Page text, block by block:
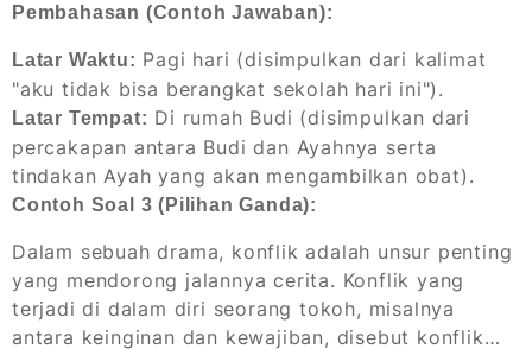
Pembahasan (Contoh Jawaban):
Latar Waktu: Pagi hari (disimpulkan dari kalimat
"aku tidak bisa berangkat sekolah hari ini").
Latar Tempat: Di rumah Budi (disimpulkan dari
percakapan antara Budi dan Ayahnya serta
tindakan Ayah yang akan mengambilkan obat).
Contoh Soal 3 (Pilihan Ganda):
Dalam sebuah drama, konflik adalah unsur penting
yang mendorong jalannya cerita. Konflik yang
terjadi di dalam diri seorang tokoh, misalnya
antara keinginan dan kewajiban, disebut konflik…